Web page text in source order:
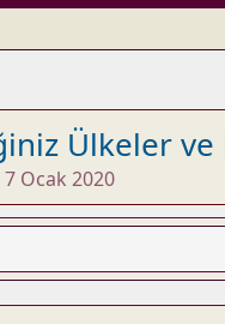
Ülkeler ve
B
a
ş
a
n
7 Ocak 2020